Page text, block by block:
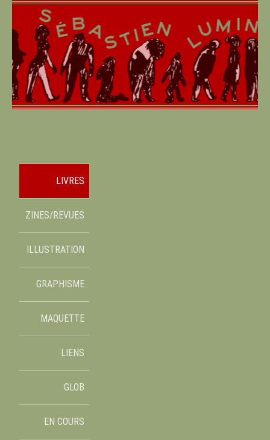
LIVRES
ZINES/REVUES
ILLUSTRATION
GRAPHISME
MAQUETTE
LIENS
GLOB
EN COURS